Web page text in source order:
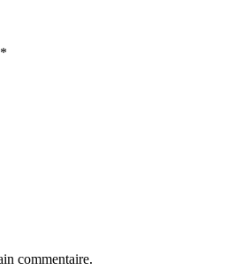
*
commentaire.